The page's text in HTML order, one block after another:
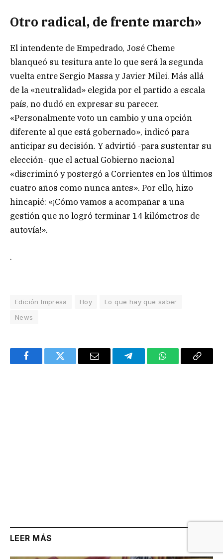
Otro radical, de frente march»
El intendente de Empedrado, José Cheme
blanqueó su tesitura ante lo que será la segunda
vuelta entre Sergio Massa y Javier Milei. Más allá
de la «neutralidad» elegida por el partido a escala
país, no dudó en expresar su parecer.
«Personalmente voto un cambio y una opción
diferente al que está gobernado», indicó para
anticipar su decisión. Y advirtió -para sustentar su
elección- que el actual Gobierno nacional
«discriminó y postergó a Corrientes en los últimos
cuatro años como nunca antes». Por ello, hizo
hincapié: «¡Cómo vamos a acompañar a una
gestión que no logró terminar 14 kilómetros de
autovía!».
.
Edición Impresa Hoy
Lo que hay que saber
News
FacebookTwitter Email TelegramWhatsAppCopy
LEER MÁS